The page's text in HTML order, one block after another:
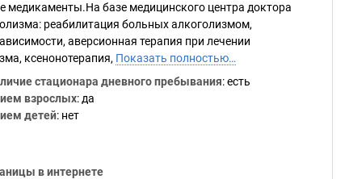
медикаменты.На базе медицинского центра доктора
реабилитация больных алкоголизмом,
аверсионная терапия при лечении
ксенонотерапия, Показать полностью…
стационара дневного пребывания: есть
взрослых: да
детей: нет
в интернете